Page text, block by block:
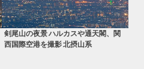
剣尾山の夜景 ハルカスや通天閣、関
西国際空港を撮影 北摂山系